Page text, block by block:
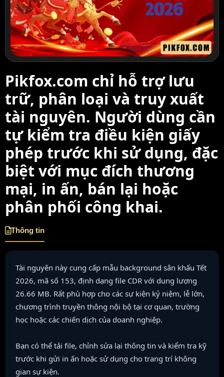
Pikfox.com chỉ hỗ trợ lưu
trữ, phân loại và truy xuất
tài nguyên. Người dùng cần
tự kiểm tra điều kiện giấy
phép trước khi sử dụng, đặc
biệt với mục đích thương
mại, in ấn, bán lại hoặc
phân phối công khai.
Thông tin
Tài nguyên này cung cấp mẫu background sân khấu Tết
2026, mã số 153, định dạng file CDR với dung lượng
26.66 MB. Rất phù hợp cho các sự kiện kỷ niệm, lễ lớn,
chương trình truyền thông nội bộ tại cơ quan, trường
học hoặc các chiến dịch của doanh nghiệp.
Bạn có thể tải file, chỉnh sửa lại thông tin và kiểm tra kỹ
trước khi gửi in ấn hoặc sử dụng cho trang trí không
gian sự kiện.